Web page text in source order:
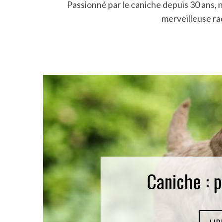
Passionné par le caniche depuis 30
merveilleuse
Caniche :